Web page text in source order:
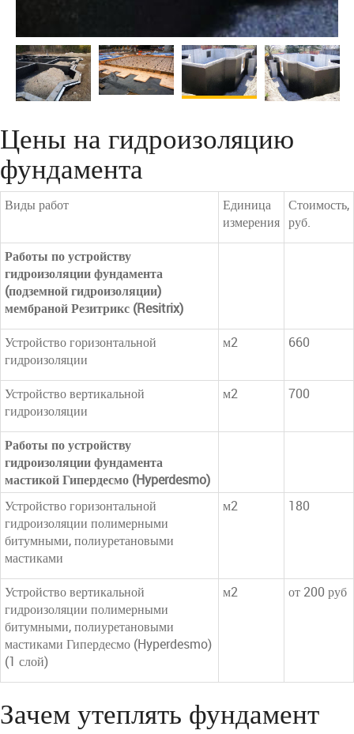
Цены на гидроизоляцию
фундамента
Виды работ
Единица
измерения
Стоимость,
руб.
Работы по устройству
гидроизоляции фундамента
(подземной гидроизоляции)
мембраной Резитрикс (Resitrix)
Устройство горизонтальной
гидроизоляции
м2 660
Устройство вертикальной
гидроизоляции
м2 700
Работы по устройству
гидроизоляции фундамента
мастикой Гипердесмо (Hyperdesmo)
Устройство горизонтальной
гидроизоляции полимерными
битумными, полиуретановыми
мастиками
м2 180
Устройство вертикальной
гидроизоляции полимерными
битумными, полиуретановыми
мастиками Гипердесмо (Hyperdesmo)
(1 слой)
м2 от 200 руб
Зачем утеплять фундамент